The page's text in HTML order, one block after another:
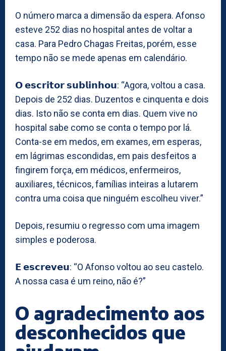
O número marca a dimensão da espera. Afonso
esteve 252 dias no hospital antes de voltar a
casa. Para Pedro Chagas Freitas, porém, esse
tempo não se mede apenas em calendário.
𝗢 𝗲𝘀𝗰𝗿𝗶𝘁𝗼𝗿 𝘀𝘂𝗯𝗹𝗶𝗻𝗵𝗼𝘂: “Agora, voltou a casa.
Depois de 252 dias. Duzentos e cinquenta e dois
dias. Isto não se conta em dias. Quem vive no
hospital sabe como se conta o tempo por lá.
Conta-se em medos, em exames, em esperas,
em lágrimas escondidas, em pais desfeitos a
fingirem força, em médicos, enfermeiros,
auxiliares, técnicos, famílias inteiras a lutarem
contra uma coisa que ninguém escolheu viver.”
Depois, resumiu o regresso com uma imagem
simples e poderosa.
𝗘 𝗲𝘀𝗰𝗿𝗲𝘃𝗲𝘂: “O Afonso voltou ao seu castelo.
A nossa casa é um reino, não é?”
O agradecimento aos
desconhecidos que